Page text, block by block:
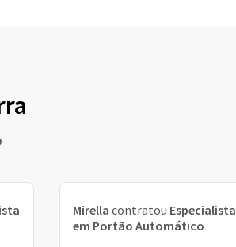
Mirella contratou Especialista
em Portão Automático